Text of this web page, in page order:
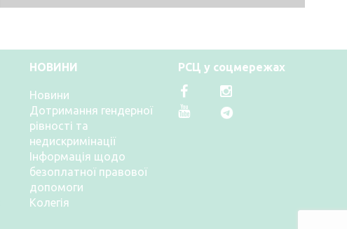
НОВИНИ
Новини
Дотримання гендерної
рівності та
недискримінації
Інформація щодо
безоплатної правової
допомоги
Колегія
РСЦ у соцмережах